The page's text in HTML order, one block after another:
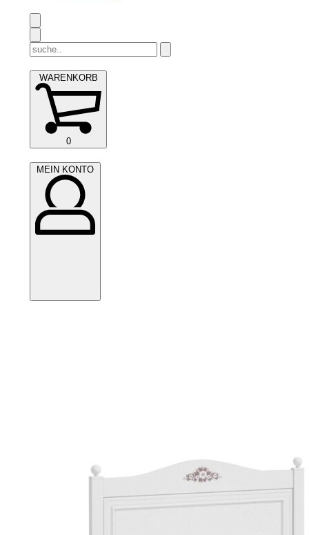
Search
for:
WARENKORB
0WARENKORB
(0)
MEIN
KONTO
MEIN KONTO